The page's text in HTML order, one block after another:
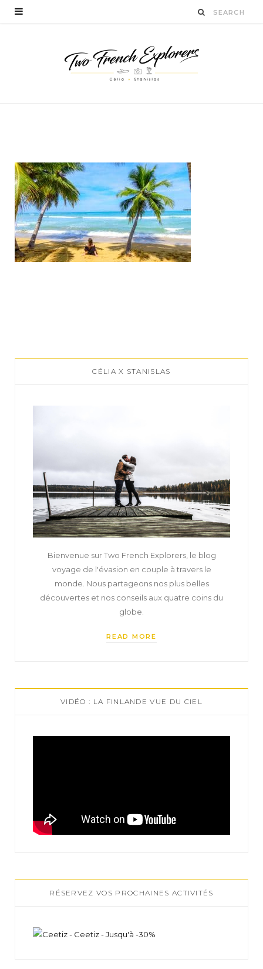
CÉLIA X STANISLAS
Bienvenue sur Two French Explorers, le blog
voyage de l'évasion en couple à travers le
monde. Nous partageons nos plus belles
découvertes et nos conseils aux quatre coins du
globe.
READ MORE
VIDÉO : LA FINLANDE VUE DU CIEL
RÉSERVEZ VOS PROCHAINES ACTIVITÉS